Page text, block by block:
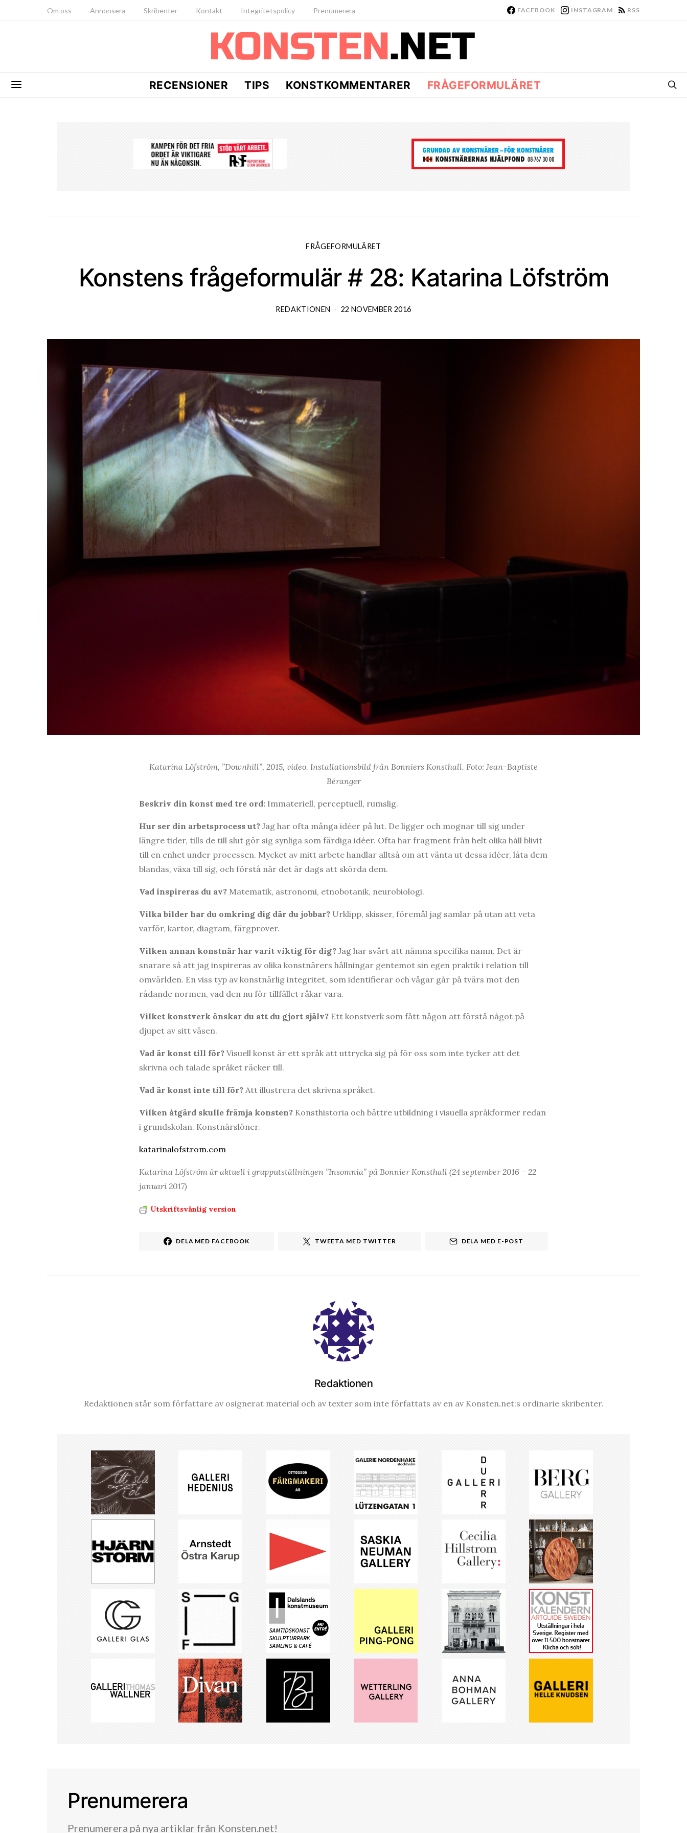
Om oss Annonsera Skribenter Kontakt Integritetspolicy Prenumerera FACEBOOK INSTAGRAM RSS
RECENSIONER TIPS KONSTKOMMENTARER FRÅGEFORMULÄRET
FRÅGEFORMULÄRET
Konstens frågeformulär # 28: Katarina Löfström
REDAKTIONEN 22 NOVEMBER 2016
Katarina Löfström, ”Downhill”, 2015, video. Installationsbild från Bonniers Konsthall. Foto: Jean-Baptiste
Béranger
Beskriv din konst med tre ord: Immateriell, perceptuell, rumslig.
Hur ser din arbetsprocess ut? Jag har ofta många idéer på lut. De ligger och mognar till sig under
längre tider, tills de till slut gör sig synliga som färdiga idéer. Ofta har fragment från helt olika håll blivit
till en enhet under processen. Mycket av mitt arbete handlar alltså om att vänta ut dessa idéer, låta dem
blandas, växa till sig, och förstå när det är dags att skörda dem.
Vad inspireras du av? Matematik, astronomi, etnobotanik, neurobiologi.
Vilka bilder har du omkring dig där du jobbar? Urklipp, skisser, föremål jag samlar på utan att veta
varför, kartor, diagram, färgprover.
Vilken annan konstnär har varit viktig för dig? Jag har svårt att nämna specifika namn. Det är
snarare så att jag inspireras av olika konstnärers hållningar gentemot sin egen praktik i relation till
omvärlden. En viss typ av konstnärlig integritet, som identifierar och vågar går på tvärs mot den
rådande normen, vad den nu för tillfället råkar vara.
Vilket konstverk önskar du att du gjort själv? Ett konstverk som fått någon att förstå något på
djupet av sitt väsen.
Vad är konst till för? Visuell konst är ett språk att uttrycka sig på för oss som inte tycker att det
skrivna och talade språket räcker till.
Vad är konst inte till för? Att illustrera det skrivna språket.
Vilken åtgärd skulle främja konsten? Konsthistoria och bättre utbildning i visuella språkformer redan
i grundskolan. Konstnärslöner.
katarinalofstrom.com
Katarina Löfström är aktuell i grupputställningen ”Insomnia” på Bonnier Konsthall (24 september 2016 – 22
januari 2017)
Utskriftsvänlig version
DELA MED FACEBOOK TWEETA MED TWITTER DELA MED E-POST
Redaktionen
Redaktionen står som författare av osignerat material och av texter som inte författats av en av Konsten.net:s ordinarie skribenter.
Prenumerera
Prenumerera på nya artiklar från Konsten.net!